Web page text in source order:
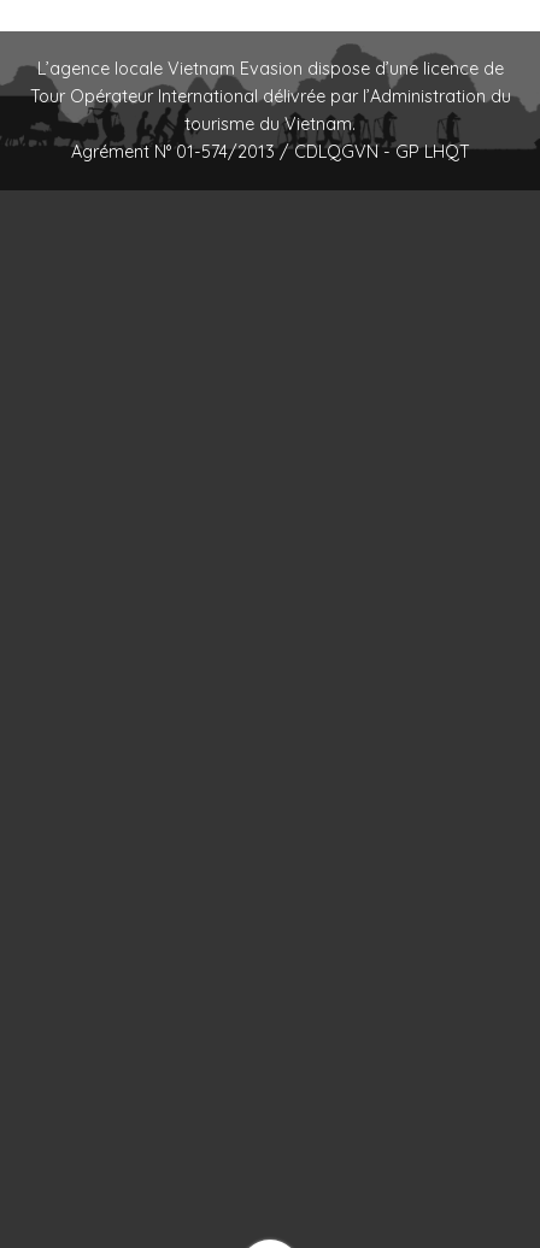
L’agence locale Vietnam Evasion dispose d’une licence de
Tour Opérateur International délivrée par l’Administration du
tourisme du Vietnam.
Agrément N° 01-574/2013 / CDLQGVN - GP LHQT